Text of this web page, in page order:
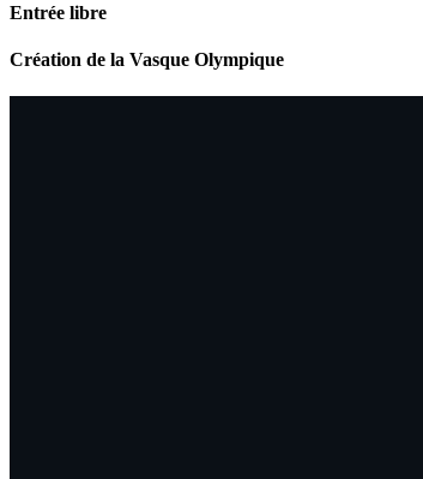
Entrée libre
Création de la Vasque Olympique